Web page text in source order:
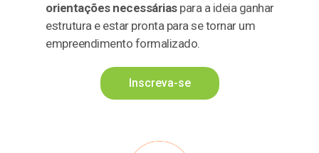
orientações necessáriaspara a ideia ganhar
estrutura e estar pronta para se tornar um
empreendimento formalizado.
Inscreva-se